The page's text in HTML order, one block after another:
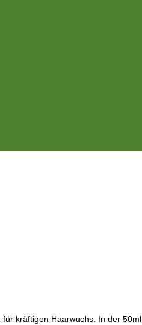
kräftigen Haarwuchs. In der 50ml